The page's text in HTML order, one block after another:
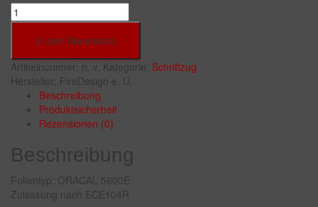
In den Warenkorb
Artikelnummer: n. v. Kategorie: Schriftzug
Hersteller: FireDesign e. U.
Beschreibung
Produktsicherheit
Rezensionen (0)
Beschreibung
Folientyp: ORACAL 5600E
Zulassung nach ECE104R